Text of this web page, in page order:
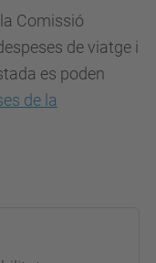
Comissió
de viatge i
es poden
de la